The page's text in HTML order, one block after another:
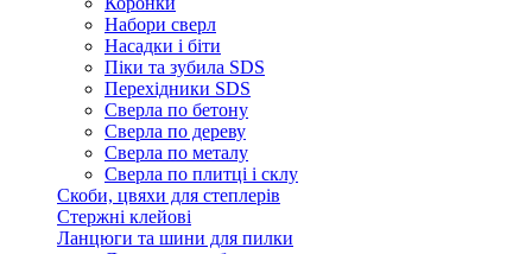
Набори сверл
Насадки і біти
Піки та зубила SDS
Перехідники SDS
Сверла по бетону
Сверла по дереву
Сверла по металу
Сверла по плитці і склу
Скоби, цвяхи для степлерів
Стержні клейові
Ланцюги та шини для пилки